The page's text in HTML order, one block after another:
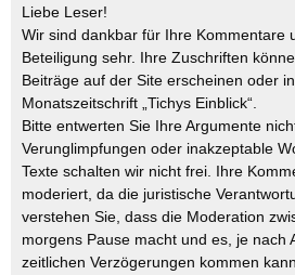
Liebe Leser!
Wir sind dankbar für Ihre Kommentare
Beteiligung sehr. Ihre Zuschriften
Beiträge auf der Site erscheinen oder
Monatszeitschrift „Tichys Einblick“.
Bitte entwerten Sie Ihre Argumente
Verunglimpfungen oder inakzeptable
Texte schalten wir nicht frei. Ihre
moderiert, da die juristische
verstehen Sie, dass die Moderation
morgens Pause macht und es, je nach
zeitlichen Verzögerungen kommen